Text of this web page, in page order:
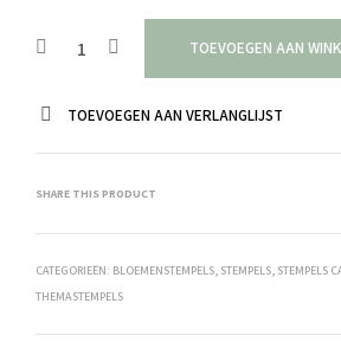
TOEVOEGEN AAN
TOEVOEGEN AAN VERLANGLIJST
SHARE THIS PRODUCT
CATEGORIEËN: BLOEMENSTEMPELS, STEMPELS, STEMPELS
THEMASTEMPELS